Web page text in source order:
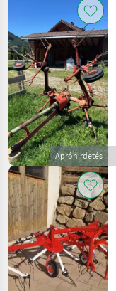
Apróhirdetés